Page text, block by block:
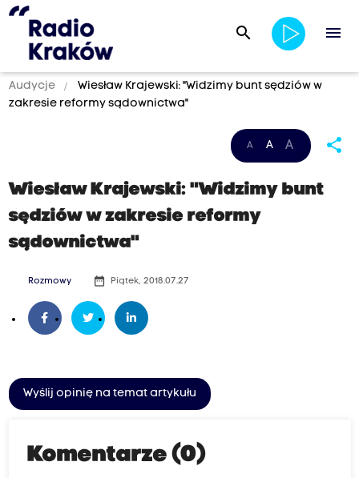
search menu
Audycje
Wiesław Krajewski: "Widzimy bunt sędziów w
zakresie reformy sądownictwa"
A A A share
Wiesław Krajewski: "Widzimy bunt
sędziów w zakresie reformy
sądownictwa"
Rozmowy date_range Piątek, 2018.07.27
Wyślij opinię na temat artykułu
Komentarze (0)